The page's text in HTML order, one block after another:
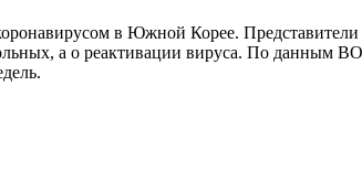
в Южной Корее.
а о реактивации вируса. По данным